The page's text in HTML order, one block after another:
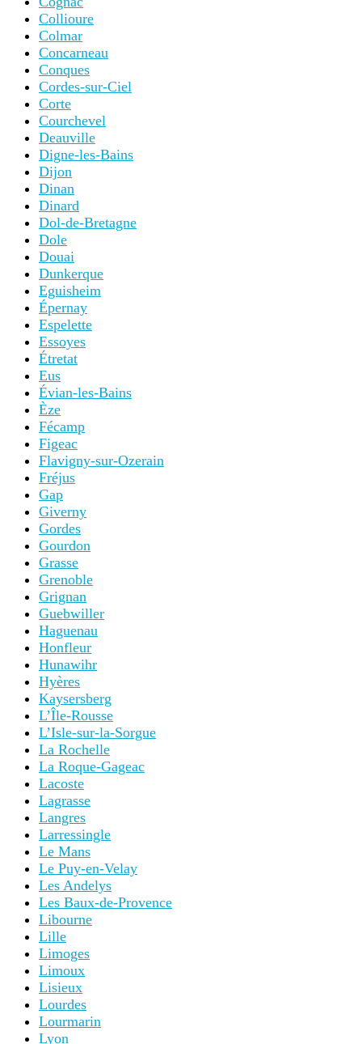
Collioure
Colmar
Concarneau
Conques
Cordes-sur-Ciel
Corte
Courchevel
Deauville
Digne-les-Bains
Dijon
Dinan
Dinard
Dol-de-Bretagne
Dole
Douai
Dunkerque
Eguisheim
Épernay
Espelette
Essoyes
Étretat
Eus
Évian-les-Bains
Èze
Fécamp
Figeac
Flavigny-sur-Ozerain
Fréjus
Gap
Giverny
Gordes
Gourdon
Grasse
Grenoble
Grignan
Guebwiller
Haguenau
Honfleur
Hunawihr
Hyères
Kaysersberg
L’Île-Rousse
L’Isle-sur-la-Sorgue
La Rochelle
La Roque-Gageac
Lacoste
Lagrasse
Langres
Larressingle
Le Mans
Le Puy-en-Velay
Les Andelys
Les Baux-de-Provence
Libourne
Lille
Limoges
Limoux
Lisieux
Lourdes
Lourmarin
Lyon